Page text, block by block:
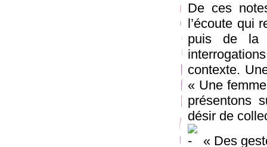
De ces
l’écoute qui
puis de la
contexte.
« Une
présentons
désir de
« Des